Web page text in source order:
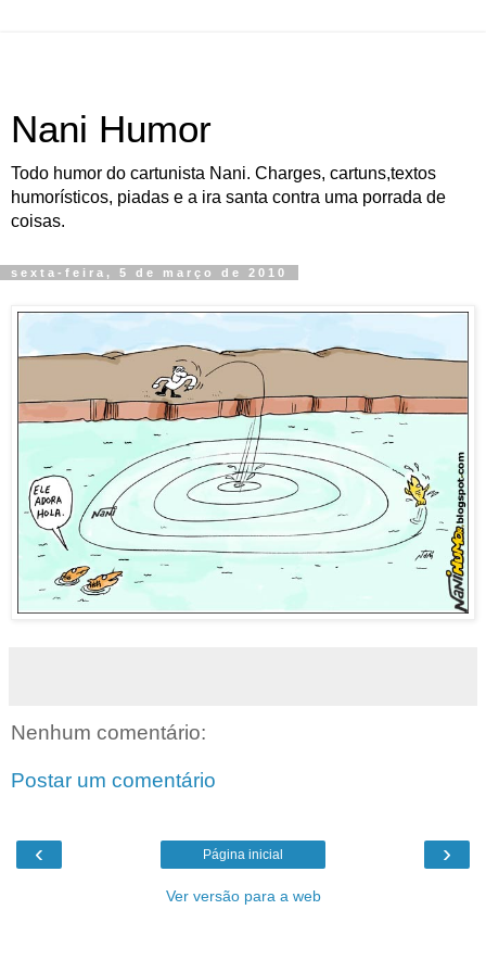
Nani Humor
Todo humor do cartunista Nani. Charges, cartuns,textos
humorísticos, piadas e a ira santa contra uma porrada de
coisas.
sexta-feira, 5 de março de 2010
Nenhum comentário:
Postar um comentário
‹ ›
Página inicial
Ver versão para a web